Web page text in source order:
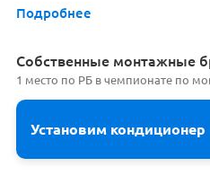
Подробнее
Cобственные монтажные
1 место по РБ в чемпионате по
Установим кондиционер